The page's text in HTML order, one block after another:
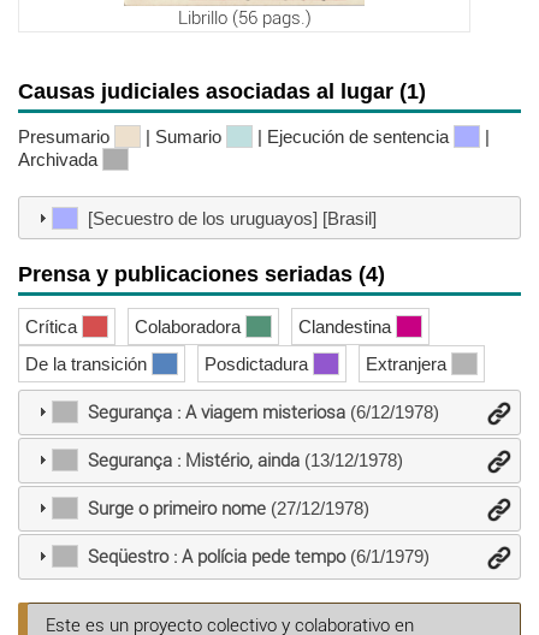
Librillo (56 pags.)
Causas judiciales asociadas al lugar (1)
Presumario | Sumario | Ejecución de sentencia
|
Archivada
[Secuestro de los uruguayos] [Brasil]
Prensa y publicaciones seriadas (4)
Crítica Colaboradora
Clandestina
De la transición
Posdictadura Extranjera
Segurança : A viagem misteriosa(6/12/1978)
Segurança : Mistério, ainda(13/12/1978)
Surge o primeiro nome(27/12/1978)
Seqüestro : A polícia pede tempo(6/1/1979)
Este es un proyecto colectivo y colaborativo en